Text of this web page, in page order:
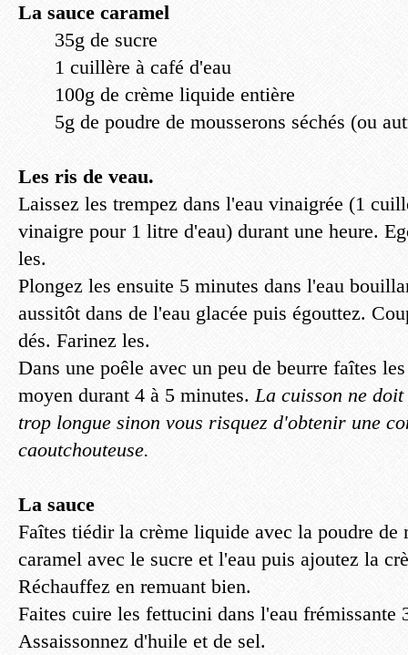
La sauce caramel
35g de sucre
1 cuillère à café d'eau
100g de crème liquide entière
5g de poudre de mousserons séchés (ou
Les ris de veau.
Laissez les trempez dans l'eau vinaigrée (1
vinaigre pour 1 litre d'eau) durant une heure.
les.
Plongez les ensuite 5 minutes dans l'eau
aussitôt dans de l'eau glacée puis égouttez.
dés. Farinez les.
Dans une poêle avec un peu de beurre faîtes
moyen durant 4 à 5 minutes.La cuisson ne
trop longue sinon vous risquez d'obtenir une
caoutchouteuse.
La sauce
Faîtes tiédir la crème liquide avec la poudre de
caramel avec le sucre et l'eau puis ajoutez la
Réchauffez en remuant bien.
Faites cuire les fettucini dans l'eau frémissante
Assaissonnez d'huile et de sel.